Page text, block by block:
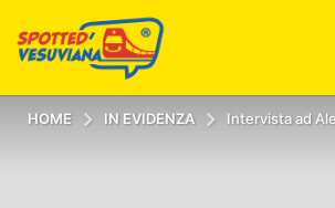
HOME IN EVIDENZA Intervista ad